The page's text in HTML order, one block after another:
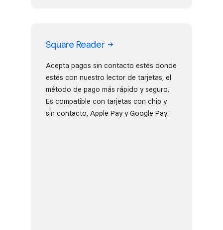
Square Reader
Acepta pagos sin contacto estés donde
estés con nuestro lector de tarjetas, el
método de pago más rápido y seguro.
Es compatible con tarjetas con chip y
sin contacto, Apple Pay y Google Pay.